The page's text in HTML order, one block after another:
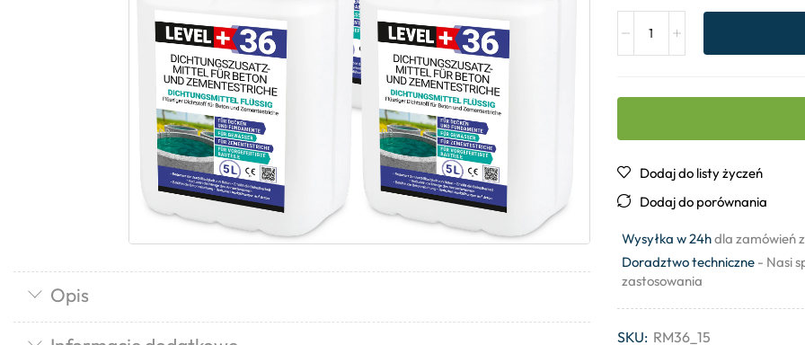
Opis
Dodaj do listy życzeń
Dodaj do porównania
Wysyłka w 24hdla zamówień
Doradztwo techniczne - Nasi
zastosowania
SKU: RM36_15